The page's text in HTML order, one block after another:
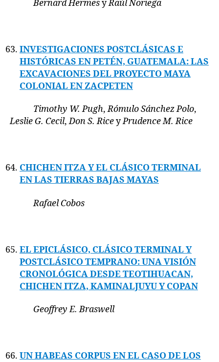
Bernard HermesyRaúl Noriega
INVESTIGACIONES POSTCLÁSICAS E
HISTÓRICAS EN PETÉN, GUATEMALA: LAS
EXCAVACIONES DEL PROYECTO MAYA
COLONIAL EN ZACPETEN
Timothy W. Pugh,Rómulo Sánchez Polo,
Leslie G. Cecil,Don S. RiceyPrudence M. Rice
CHICHEN ITZA Y EL CLÁSICO TERMINAL
EN LAS TIERRAS BAJAS MAYAS
Rafael Cobos
EL EPICLÁSICO, CLÁSICO TERMINAL Y
POSTCLÁSICO TEMPRANO: UNA VISIÓN
CRONOLÓGICA DESDE TEOTIHUACAN,
CHICHEN ITZA, KAMINALJUYU Y COPAN
Geoffrey E. Braswell
UN HABEAS CORPUS EN EL CASO DE LOS